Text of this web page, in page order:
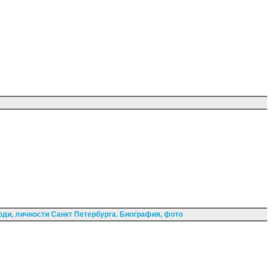
личности Санкт Петербурга. Биография, фото